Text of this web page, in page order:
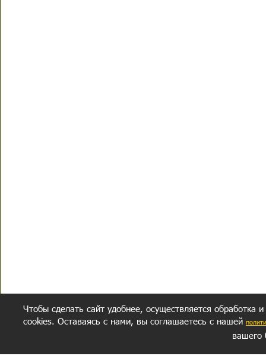
Чтобы сделать сайт удобнее, осуществляется обработка
cookies. Оставаясь с нами, вы соглашаетесь с нашей
вашего